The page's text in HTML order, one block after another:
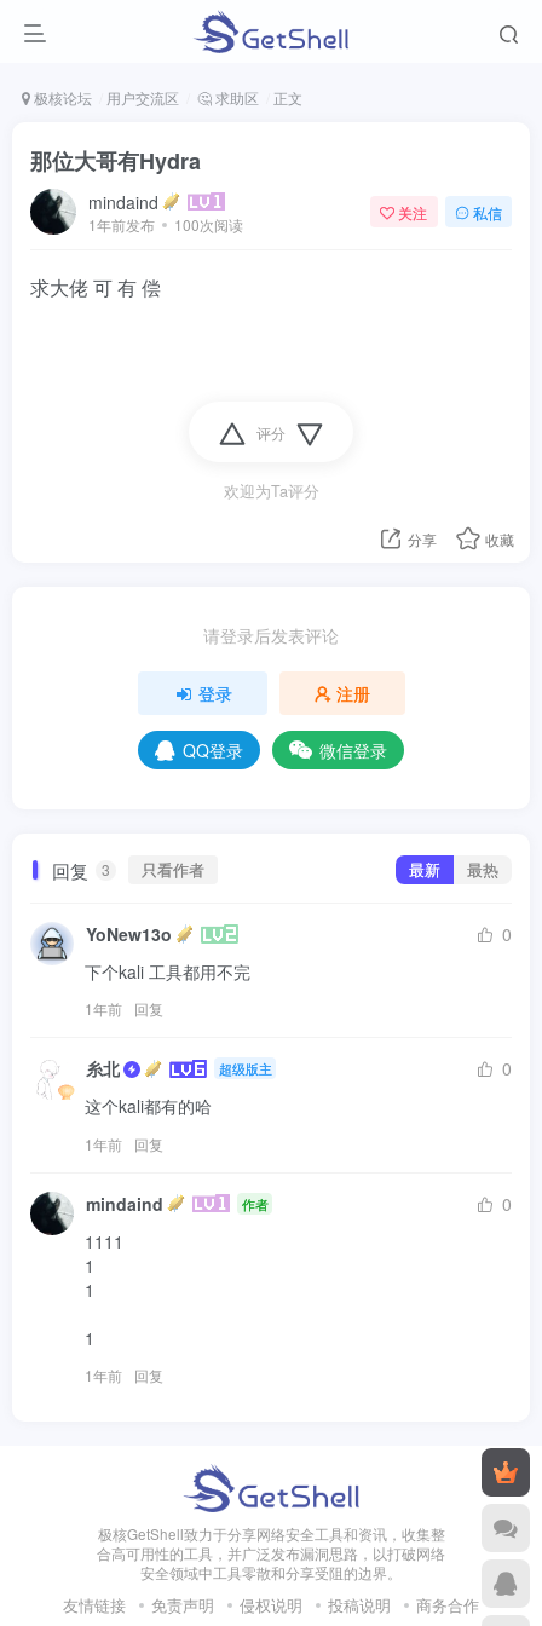
极核论坛 用户交流区 🤔 求助区 正文
那位大哥有Hydra
mindaind
1年前发布 100次阅读
关注 私信
求大佬 可 有 偿
评分
欢迎为Ta评分
分享 收藏
请登录后发表评论
登录 注册
QQ登录 微信登录
回复 3 只看作者 最新 最热
YoNew13o
0
下个kali 工具都用不完
1年前 回复
糸北 超级版主
0
这个kali都有的哈
1年前 回复
mindaind 作者
0
1111
1
1
1
1年前 回复
极核GetShell致力于分享网络安全工具和资讯，收集整
合高可用性的工具，并广泛发布漏洞思路，以打破网络
安全领域中工具零散和分享受阻的边界。
友情链接 免责声明 侵权说明 投稿说明 商务合作